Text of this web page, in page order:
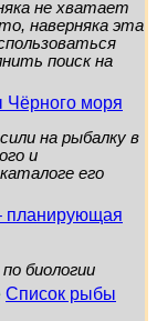
не хватает
наверняка эта
поиск на
моря
на рыбалку в
и
его
планирующая
биологии
Список рыбы